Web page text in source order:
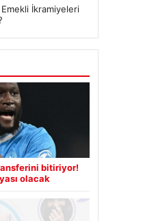
İkramiyeleri
bitiriyor!
olacak